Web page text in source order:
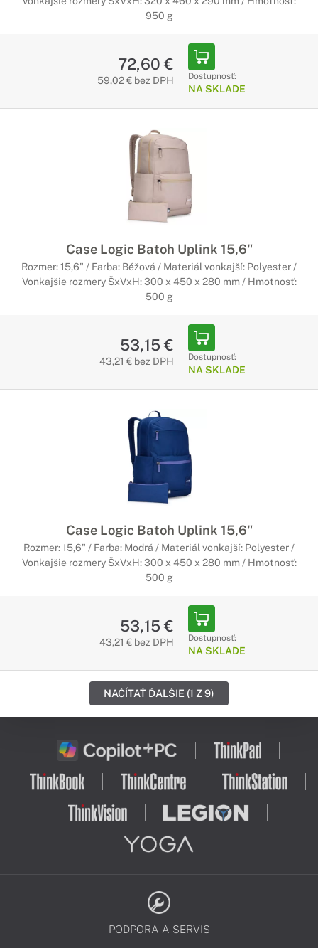
950 g
72,60 €
59,02 € bez DPH Dostupnosť:
NA SKLADE
Case Logic Batoh Uplink 15,6"
Rozmer: 15,6" / Farba: Béžová / Materiál vonkajší: Polyester /
Vonkajšie rozmery ŠxVxH: 300 x 450 x 280 mm / Hmotnosť:
500 g
53,15 €
43,21 € bez DPH Dostupnosť:
NA SKLADE
Case Logic Batoh Uplink 15,6"
Rozmer: 15,6" / Farba: Modrá / Materiál vonkajší: Polyester /
Vonkajšie rozmery ŠxVxH: 300 x 450 x 280 mm / Hmotnosť:
500 g
53,15 €
43,21 € bez DPH Dostupnosť:
NA SKLADE
NAČÍTAŤ ĎALŠIE (1 Z 9)
PODPORA A SERVIS